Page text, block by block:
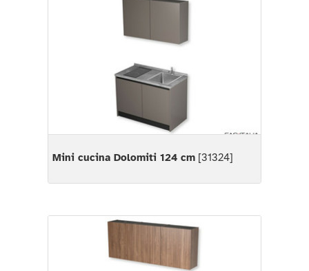
Mini cucina Dolomiti 124 cm [31324]